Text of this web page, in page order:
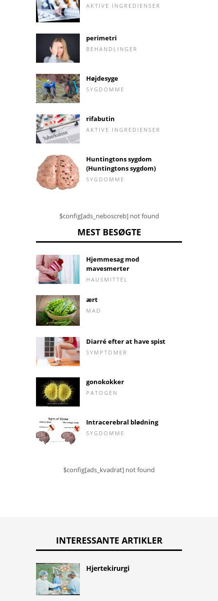
AKTIVE INGREDIENSER
perimetri
BEHANDLINGER
Højdesyge
SYGDOMME
rifabutin
AKTIVE INGREDIENSER
Huntingtons sygdom
(Huntingtons sygdom)
SYGDOMME
$config[ads_neboscreb] not found
MEST BESØGTE
Hjemmesag mod
mavesmerter
HAUSMITTEL
ært
MAD
Diarré efter at have spist
SYMPTOMER
gonokokker
PATOGEN
Intracerebral blødning
SYGDOMME
$config[ads_kvadrat] not found
INTERESSANTE ARTIKLER
Hjertekirurgi